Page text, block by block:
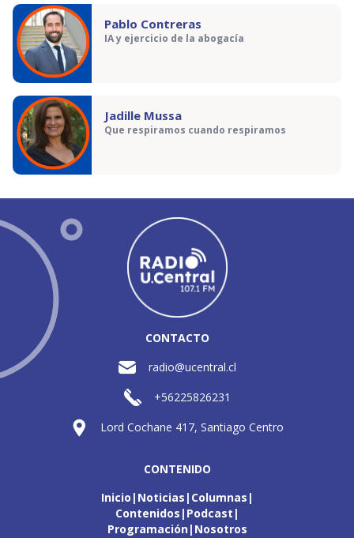
Pablo Contreras
IA y ejercicio de la abogacía
Jadille Mussa
Que respiramos cuando respiramos
CONTACTO
radio@ucentral.cl
+56225826231
Lord Cochane 417, Santiago Centro
CONTENIDO
Inicio Noticias Columnas
Contenidos Podcast
Programación Nosotros